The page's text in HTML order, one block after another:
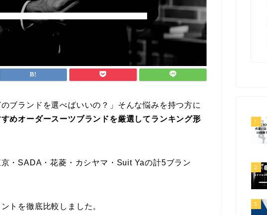
ブランドを選べばいいの？」そんな悩みを持つ方に
めオーダースーツブランドを厳選してランキング形
・SADA・花菱・カシヤマ・Suit Yaの計5ブラン
トを徹底比較しました。
1
2
3